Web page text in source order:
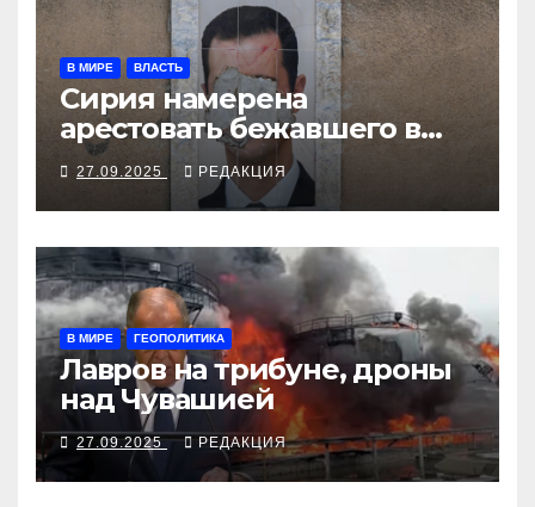
В МИРЕ ВЛАСТЬ
Сирия намерена
арестовать бежавшего в
Москву экс-диктатора
27.09.2025 РЕДАКЦИЯ
В МИРЕ ГЕОПОЛИТИКА
Лавров на трибуне, дроны
над Чувашией
27.09.2025 РЕДАКЦИЯ